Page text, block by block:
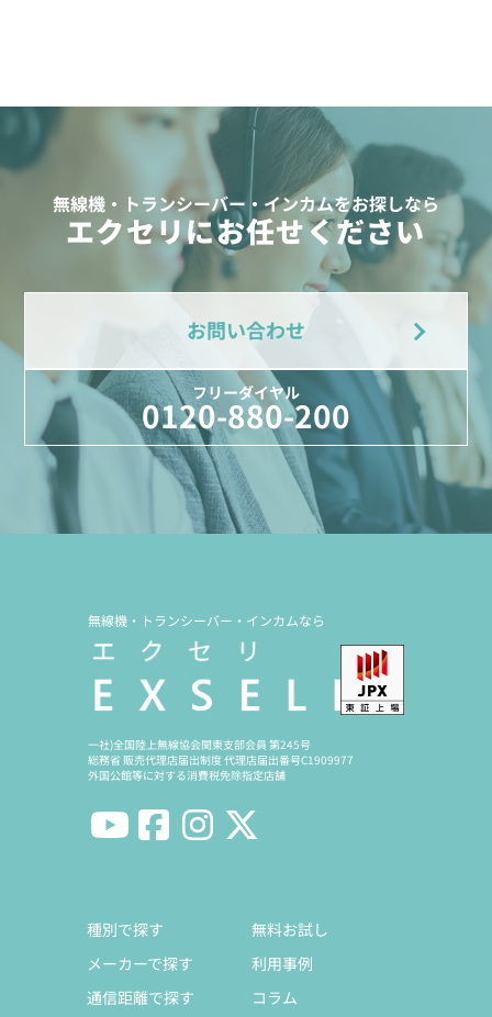
無線機・トランシーバー・インカムをお探しなら
エクセリにお任せください
お問い合わせ
フリーダイヤル
0120-880-200
無線機・トランシーバー・インカムなら
一社)全国陸上無線協会関東支部会員 第245号
総務省 販売代理店届出制度 代理店届出番号C1909977
外国公館等に対する消費税免除指定店舗
種別で探す
メーカーで探す
通信距離で探す
無料お試し
利用事例
コラム